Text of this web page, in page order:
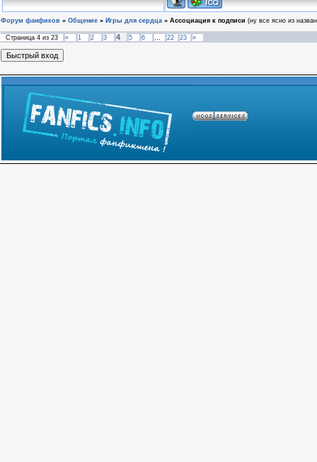
Форум фанфиков » Общение » Игры для сердца » Ассоциация к подписи (ну все ясно из
Страница 4 из 23 « 1 2 3 4 5 6 … 22 23 »